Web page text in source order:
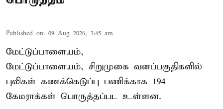
Published on: 09 Aug 2026, 3:45 am
மேட்டுப்பாளையம்,
மேட்டுப்பாளையம், சிறுமுகை வனப்பகுதிகளில்
புலிகள் கணக்கெடுப்பு பணிக்காக 194
கேமராக்கள் பொருத்தப்பட உள்ளன.